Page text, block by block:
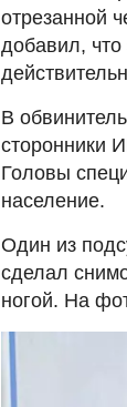
отрезанной
добавил,
В
сторонники
Головы
население.
Один из
сделал
ногой. На